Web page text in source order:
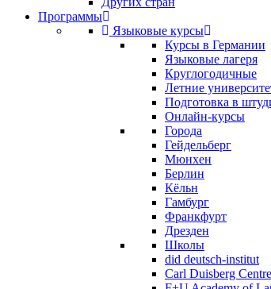
Программы
Языковые курсы
Курсы в Германии
Языковые лагеря
Круглогодичные
Летние
Подготовка в
Онлайн-курсы
Города
Гейдельберг
Мюнхен
Берлин
Кёльн
Гамбург
Франкфурт
Дрезден
Школы
did deutsch-institut
Carl Duisberg